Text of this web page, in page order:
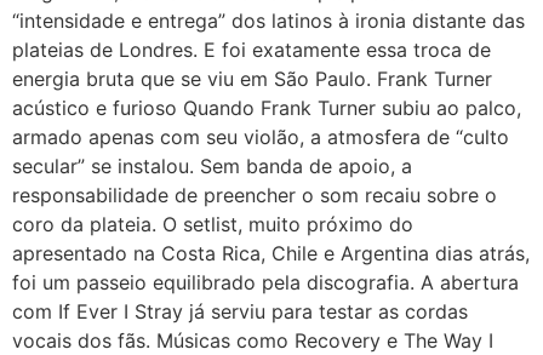
“intensidade e entrega” dos latinos à ironia distante das
plateias de Londres. E foi exatamente essa troca de
energia bruta que se viu em São Paulo. Frank Turner
acústico e furioso Quando Frank Turner subiu ao palco,
armado apenas com seu violão, a atmosfera de “culto
secular” se instalou. Sem banda de apoio, a
responsabilidade de preencher o som recaiu sobre o
coro da plateia. O setlist, muito próximo do
apresentado na Costa Rica, Chile e Argentina dias atrás,
foi um passeio equilibrado pela discografia. A abertura
com If Ever I Stray já serviu para testar as cordas
vocais dos fãs. Músicas como Recovery e The Way I